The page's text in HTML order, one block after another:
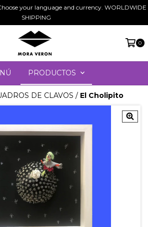
your language and currency. WORLDWIDE
SHIPPING
0
PRODUCTOS
DE CLAVOS / El Cholipito